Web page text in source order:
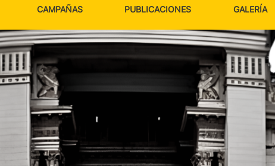
CAMPAÑAS PUBLICACIONES GALERÍA